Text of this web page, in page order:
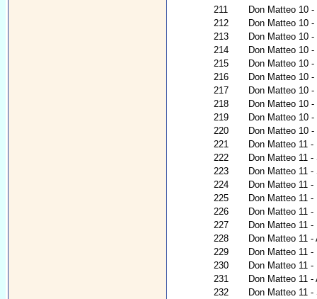
211
Don Matteo 10
212
Don Matteo 10
213
Don Matteo 10 -
214
Don Matteo 10 -
215
Don Matteo 10
216
Don Matteo 10
217
Don Matteo 10
218
Don Matteo 10
219
Don Matteo 10 -
220
Don Matteo 10
221
Don Matteo 11 -
222
Don Matteo 11
223
Don Matteo 11
224
Don Matteo 11
225
Don Matteo 11
226
Don Matteo 11
227
Don Matteo 11
228
Don Matteo 11
229
Don Matteo 11
230
Don Matteo 11
231
Don Matteo 11
232
Don Matteo 11